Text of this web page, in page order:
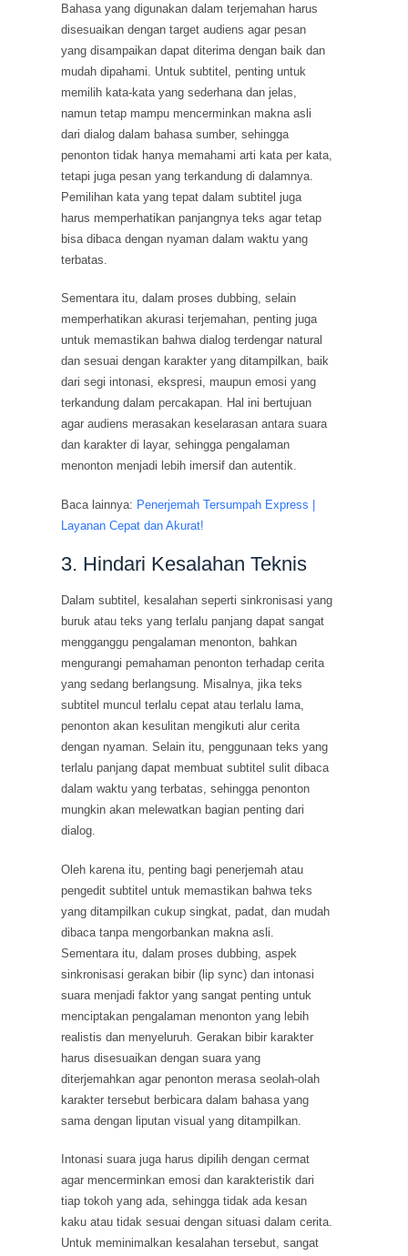
Bahasa yang digunakan dalam terjemahan harus
disesuaikan dengan target audiens agar pesan
yang disampaikan dapat diterima dengan baik dan
mudah dipahami. Untuk subtitel, penting untuk
memilih kata-kata yang sederhana dan jelas,
namun tetap mampu mencerminkan makna asli
dari dialog dalam bahasa sumber, sehingga
penonton tidak hanya memahami arti kata per kata,
tetapi juga pesan yang terkandung di dalamnya.
Pemilihan kata yang tepat dalam subtitel juga
harus memperhatikan panjangnya teks agar tetap
bisa dibaca dengan nyaman dalam waktu yang
terbatas.
Sementara itu, dalam proses dubbing, selain
memperhatikan akurasi terjemahan, penting juga
untuk memastikan bahwa dialog terdengar natural
dan sesuai dengan karakter yang ditampilkan, baik
dari segi intonasi, ekspresi, maupun emosi yang
terkandung dalam percakapan. Hal ini bertujuan
agar audiens merasakan keselarasan antara suara
dan karakter di layar, sehingga pengalaman
menonton menjadi lebih imersif dan autentik.
Baca lainnya: Penerjemah Tersumpah Express |
Layanan Cepat dan Akurat!
3. Hindari Kesalahan Teknis
Dalam subtitel, kesalahan seperti sinkronisasi yang
buruk atau teks yang terlalu panjang dapat sangat
mengganggu pengalaman menonton, bahkan
mengurangi pemahaman penonton terhadap cerita
yang sedang berlangsung. Misalnya, jika teks
subtitel muncul terlalu cepat atau terlalu lama,
penonton akan kesulitan mengikuti alur cerita
dengan nyaman. Selain itu, penggunaan teks yang
terlalu panjang dapat membuat subtitel sulit dibaca
dalam waktu yang terbatas, sehingga penonton
mungkin akan melewatkan bagian penting dari
dialog.
Oleh karena itu, penting bagi penerjemah atau
pengedit subtitel untuk memastikan bahwa teks
yang ditampilkan cukup singkat, padat, dan mudah
dibaca tanpa mengorbankan makna asli.
Sementara itu, dalam proses dubbing, aspek
sinkronisasi gerakan bibir (lip sync) dan intonasi
suara menjadi faktor yang sangat penting untuk
menciptakan pengalaman menonton yang lebih
realistis dan menyeluruh. Gerakan bibir karakter
harus disesuaikan dengan suara yang
diterjemahkan agar penonton merasa seolah-olah
karakter tersebut berbicara dalam bahasa yang
sama dengan liputan visual yang ditampilkan.
Intonasi suara juga harus dipilih dengan cermat
agar mencerminkan emosi dan karakteristik dari
tiap tokoh yang ada, sehingga tidak ada kesan
kaku atau tidak sesuai dengan situasi dalam cerita.
Untuk meminimalkan kesalahan tersebut, sangat